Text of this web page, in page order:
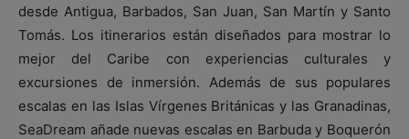
desde Antigua, Barbados, San Juan, San Martín y Santo
Tomás. Los itinerarios están diseñados para mostrar lo
mejor del Caribe con experiencias culturales y
excursiones de inmersión. Además de sus populares
escalas en las Islas Vírgenes Británicas y las Granadinas,
SeaDream añade nuevas escalas en Barbuda y Boquerón